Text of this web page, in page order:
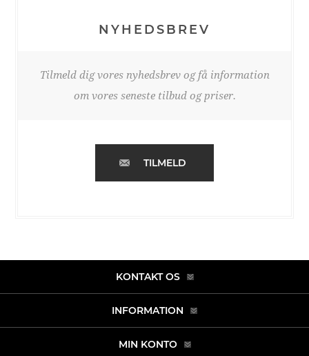
NYHEDSBREV
Tilmeld dig vores nyhedsbrev og få information
om vores seneste tilbud og priser.
TILMELD
KONTAKT OS
INFORMATION
MIN KONTO